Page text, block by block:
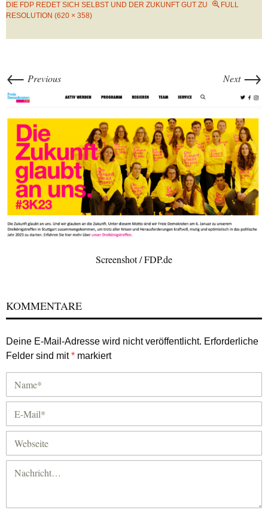
DIE FDP REDET SICH SELBST UND DER ZUKUNFT GUT ZU
FULL
RESOLUTION (620 × 358)
← Previous Next →
Screenshot / FDP.de
KOMMENTARE
Deine E-Mail-Adresse wird nicht veröffentlicht. Erforderliche
Felder sind mit* markiert